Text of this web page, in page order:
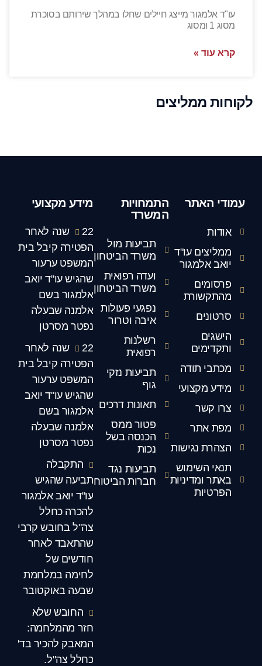
עו"ד אלמגור מייצג חיילים שחלו במהלך שירותם בסוכרת
מסוג 1 ומסוג
קרא עוד »
לקוחות ממליצים
מידע מקצועי
22 שנה לאחר
הפטירה קיבל בית
המשפט ערעור
שהגיש עו"ד יואב
אלמגור בשם
אלמנה שבעלה
נפטר מסרטן
22 שנה לאחר
הפטירה קיבל בית
המשפט ערעור
שהגיש עו"ד יואב
אלמגור בשם
אלמנה שבעלה
נפטר מסרטן
התקבלה
תביעה שהגיש
עו"ד יואב אלמגור
להכרה כחלל
צה"ל בחובש קרבי
שהתאבד לאחר
חודשים של
לחימה במלחמת
שבעה באוקטובר
החובש שלא
חזר מהמלחמה:
המאבק להכיר בד'
כחלל צה"ל.
התמחויות
המשרד
תביעות מול
משרד הביטחון
ועדה רפואית
משרד הביטחון
נפגעי פעולות
איבה וטרור
רשלנות
רפואית
תביעות נזקי
גוף
תאונות דרכים
פטור ממס
הכנסה בשל
נכות
תביעות נגד
חברות הביטוח
עמודי האתר
אודות
ממליצים עו"ד
יואב אלמגור
פרסומים
מהתקשורת
סרטונים
הישגים
ותקדימים
מכתבי תודה
מידע מקצועי
צרו קשר
מפת אתר
הצהרת נגישות
תנאי השימוש
באתר ומדיניות
הפרטיות